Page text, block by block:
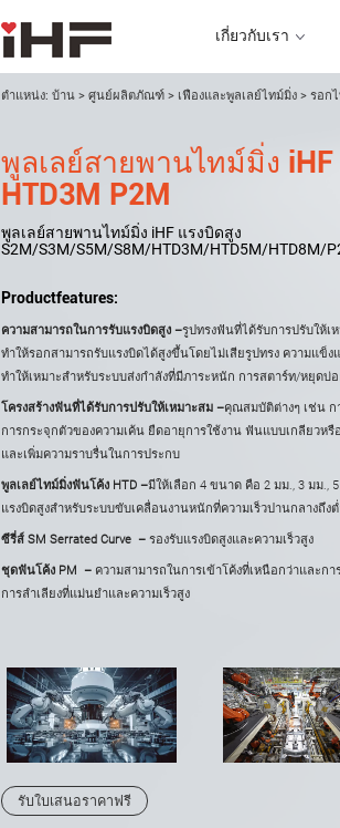
เกี่ยวกับเรา
ตำแหน่ง: บ้าน > ศูนย์ผลิตภัณฑ์ > เฟืองและพูลเลย์ไทม์มิ่ง > รอก
พูลเลย์สายพานไทม์มิ่ง iHF
HTD3M P2M
พูลเลย์สายพานไทม์มิ่ง iHF แรงบิดสูง
S2M/S3M/S5M/S8M/HTD3M/HTD5M/HTD8M/
Productfeatures:
ความสามารถในการรับแรงบิดสูง –รูปทรงฟันที่ได้รับการปรับให้
ทำให้รอกสามารถรับแรงบิดได้สูงขึ้นโดยไม่เสียรูปทรง ความแข็
ทำให้เหมาะสำหรับระบบส่งกำลังที่มีภาระหนัก การสตาร์ท/หยุด
โครงสร้างฟันที่ได้รับการปรับให้เหมาะสม –คุณสมบัติต่างๆ เช่น
การกระจุกตัวของความเค้น ยืดอายุการใช้งาน ฟันแบบเกลียวห
และเพิ่มความราบรื่นในการประกบ
พูลเลย์ไทม์มิ่งฟันโค้ง HTD –มีให้เลือก 4 ขนาด คือ 2 มม., 3 มม.,
แรงบิดสูงสำหรับระบบขับเคลื่อนงานหนักที่ความเร็วปานกลางถึง
ซีรี่ส์ SM Serrated Curve – รองรับแรงบิดสูงและความเร็วสูง
ชุดฟันโค้ง PM – ความสามารถในการเข้าโค้งที่เหนือกว่าและก
การลำเลียงที่แม่นยำและความเร็วสูง
รับใบเสนอราคาฟรี